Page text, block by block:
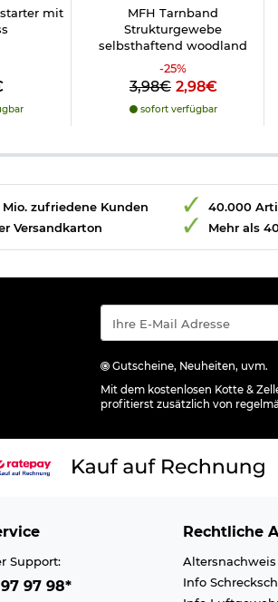
mit
MFH Tarnband
Strukturgewebe
selbsthaftend woodland
-25%
3,98€ 2,98€
sofort verfügbar
Mio. zufriedene Kunden
Versandkarton
40.000
Mehr als
Gutscheine, Neuheiten, uvm.
Mit dem kostenlosen Kotte &
profitierst zusätzlich von
Support:
97 98*
Rechtliche
Altersnachweis
Info